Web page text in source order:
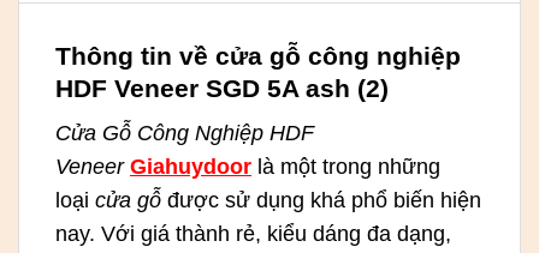
Thông tin về cửa gỗ công nghiệp
HDF Veneer SGD 5A ash (2)
Cửa Gỗ Công Nghiệp HDF
Veneer Giahuydoor là một trong những
loại cửa gỗ được sử dụng khá phổ biến hiện
nay. Với giá thành rẻ, kiểu dáng đa dạng,